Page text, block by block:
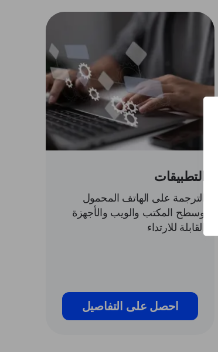
التطبيقات
الترجمة على الهاتف المحمول
وسطح المكتب والويب والأجهزة
القابلة للارتداء
احصل على التفاصيل